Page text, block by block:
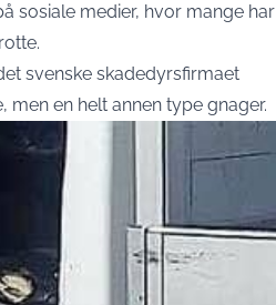
sosiale medier, hvor mange har
svenske skadedyrsfirmaet
men en helt annen type gnager.